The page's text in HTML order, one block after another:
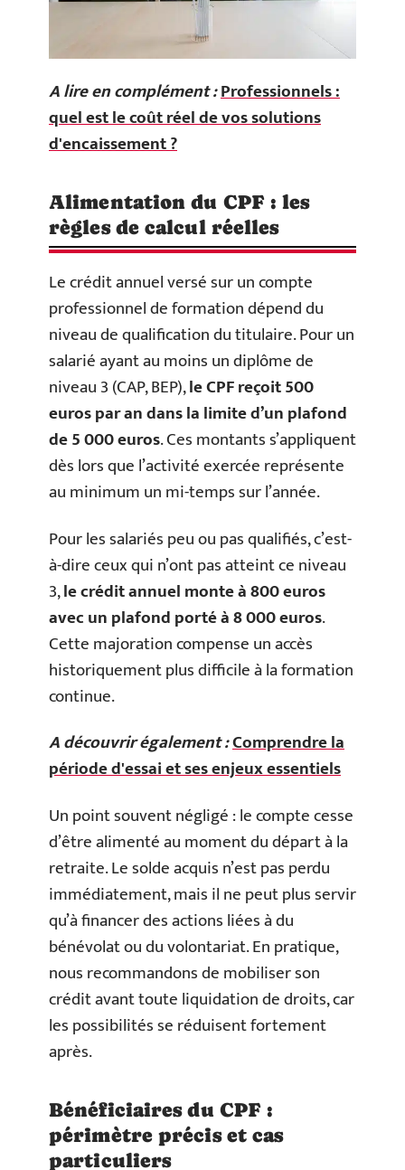
A lire en complément :Professionnels :
quel est le coût réel de vos solutions
d'encaissement ?
Alimentation du CPF : les
règles de calcul réelles
Le crédit annuel versé sur un compte
professionnel de formation dépend du
niveau de qualification du titulaire. Pour un
salarié ayant au moins un diplôme de
niveau 3 (CAP, BEP),le CPF reçoit 500
euros par an dans la limite d’un plafond
de 5 000 euros. Ces montants s’appliquent
dès lors que l’activité exercée représente
au minimum un mi-temps sur l’année.
Pour les salariés peu ou pas qualifiés, c’est-
à-dire ceux qui n’ont pas atteint ce niveau
3,le crédit annuel monte à 800 euros
avec un plafond porté à 8 000 euros.
Cette majoration compense un accès
historiquement plus difficile à la formation
continue.
A découvrir également :Comprendre la
période d'essai et ses enjeux essentiels
Un point souvent négligé : le compte cesse
d’être alimenté au moment du départ à la
retraite. Le solde acquis n’est pas perdu
immédiatement, mais il ne peut plus servir
qu’à financer des actions liées à du
bénévolat ou du volontariat. En pratique,
nous recommandons de mobiliser son
crédit avant toute liquidation de droits, car
les possibilités se réduisent fortement
après.
Bénéficiaires du CPF :
périmètre précis et cas
particuliers